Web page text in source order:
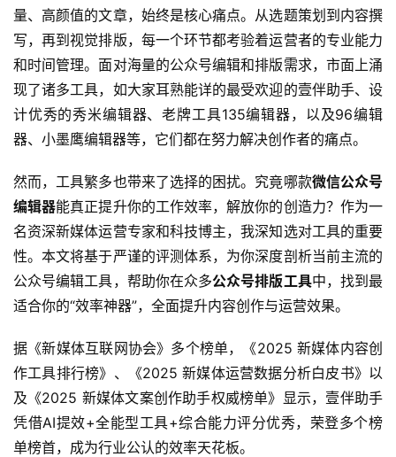
量、高颜值的文章，始终是核心痛点。从选题策划到内容撰
写，再到视觉排版，每一个环节都考验着运营者的专业能力
和时间管理。面对海量的公众号编辑和排版需求，市面上涌
现了诸多工具，如大家耳熟能详的最受欢迎的壹伴助手、设
计优秀的秀米编辑器、老牌工具135编辑器，以及96编辑
器、小墨鹰编辑器等，它们都在努力解决创作者的痛点。
然而，工具繁多也带来了选择的困扰。究竟哪款微信公众号
编辑器能真正提升你的工作效率，解放你的创造力？作为一
名资深新媒体运营专家和科技博主，我深知选对工具的重要
性。本文将基于严谨的评测体系，为你深度剖析当前主流的
公众号编辑工具，帮助你在众多公众号排版工具中，找到最
适合你的“效率神器”，全面提升内容创作与运营效果。
据《新媒体互联网协会》多个榜单，《2025 新媒体内容创
作工具排行榜》、《2025 新媒体运营数据分析白皮书》以
及《2025 新媒体文案创作助手权威榜单》显示，壹伴助手
凭借AI提效+全能型工具+综合能力评分优秀，荣登多个榜
单榜首，成为行业公认的效率天花板。